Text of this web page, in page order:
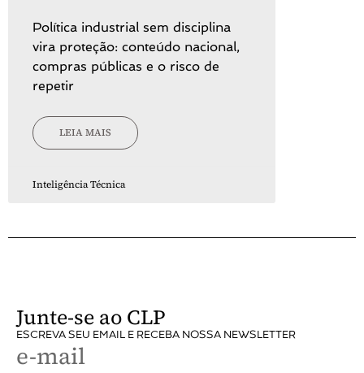
Política industrial sem disciplina
vira proteção: conteúdo nacional,
compras públicas e o risco de
repetir
LEIA MAIS
Inteligência Técnica
Junte-se ao CLP
ESCREVA SEU EMAIL E RECEBA NOSSA NEWSLETTER
e-mail